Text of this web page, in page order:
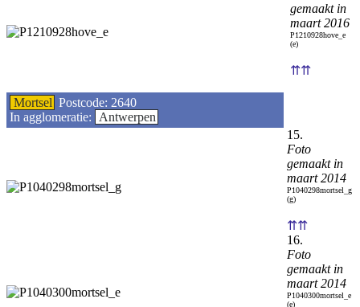
gemaakt in
maart 2016
P1210928hove_e
(e)
⇈⇈
Mortsel Postcode: 2640
In agglomeratie:
Antwerpen
15.
Foto
gemaakt in
maart 2014
P1040298mortsel_g
(g)
⇈⇈
16.
Foto
gemaakt in
maart 2014
P1040300mortsel_e
(e)